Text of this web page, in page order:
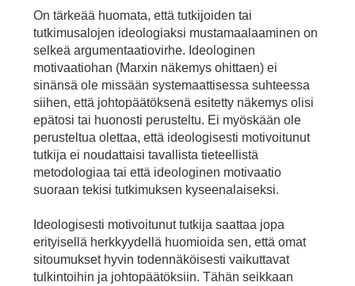
On tärkeää huomata, että tutkijoiden tai
tutkimusalojen ideologiaksi mustamaalaaminen on
selkeä argumentaatiovirhe. Ideologinen
motivaatiohan (Marxin näkemys ohittaen) ei
sinänsä ole missään systemaattisessa suhteessa
siihen, että johtopäätöksenä esitetty näkemys olisi
epätosi tai huonosti perusteltu. Ei myöskään ole
perusteltua olettaa, että ideologisesti motivoitunut
tutkija ei noudattaisi tavallista tieteellistä
metodologiaa tai että ideologinen motivaatio
suoraan tekisi tutkimuksen kyseenalaiseksi.
Ideologisesti motivoitunut tutkija saattaa jopa
erityisellä herkkyydellä huomioida sen, että omat
sitoumukset hyvin todennäköisesti vaikuttavat
tulkintoihin ja johtopäätöksiin. Tähän seikkaan